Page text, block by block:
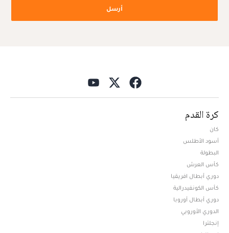
أرسل
كرة القدم
كان
أسود الأطلس
البطولة
كأس العرش
دوري أبطال افريقيا
كأس الكونفيدرالية
دوري أبطال أوروبا
الدوري الأوروبي
إنجلترا